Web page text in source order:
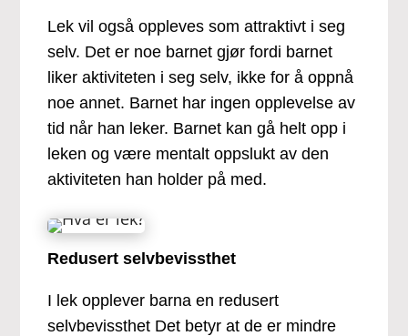
Lek vil også oppleves som attraktivt i seg
selv. Det er noe barnet gjør fordi barnet
liker aktiviteten i seg selv, ikke for å oppnå
noe annet. Barnet har ingen opplevelse av
tid når han leker. Barnet kan gå helt opp i
leken og være mentalt oppslukt av den
aktiviteten han holder på med.
Redusert selvbevissthet
I lek opplever barna en redusert
selvbevissthet Det betyr at de er mindre